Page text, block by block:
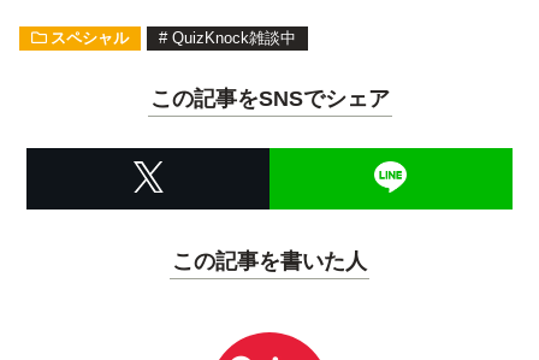
スペシャル # QuizKnock雑談中
この記事をSNSでシェア
この記事を書いた人